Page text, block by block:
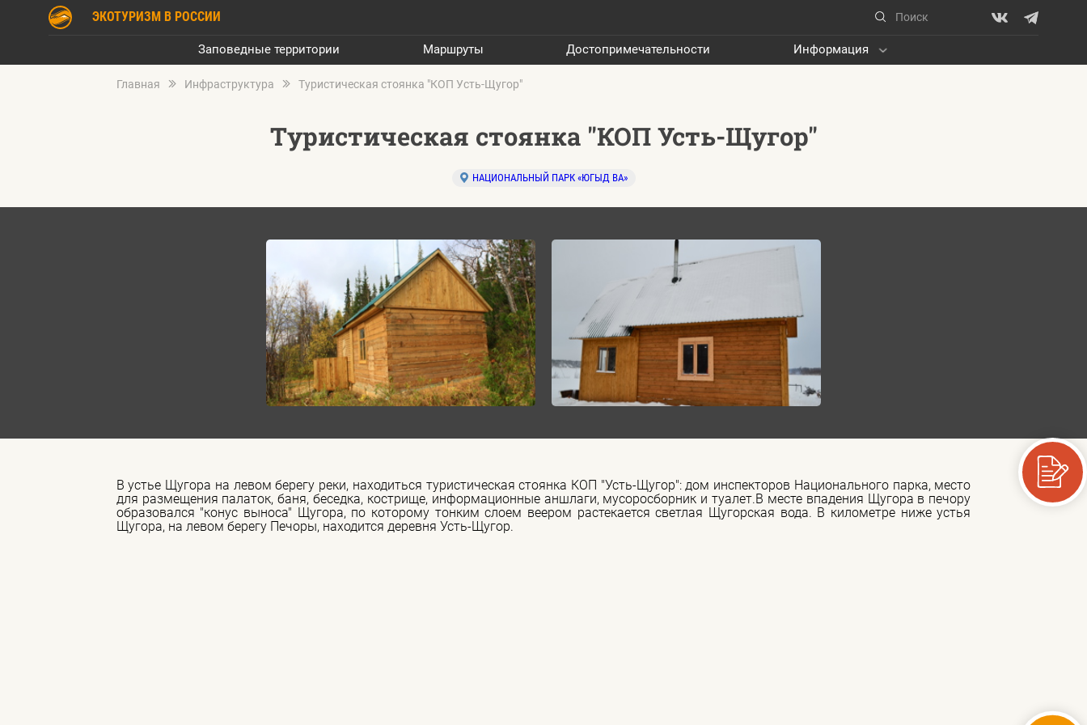
ЭКОТУРИЗМ В РОССИИ
Заповедные территории Маршруты Достопримечательности Информация
Главная Инфраструктура Туристическая стоянка "КОП Усть-Щугор"
Туристическая стоянка "КОП Усть-Щугор"
НАЦИОНАЛЬНЫЙ ПАРК «ЮГЫД ВА»
В устье Щугора на левом берегу реки, находиться туристическая стоянка КОП "Усть-Щугор": дом инспекторов Национального парка, место
для размещения палаток, баня, беседка, кострище, информационные аншлаги, мусоросборник и туалет.В месте впадения Щугора в печору
образовался "конус выноса" Щугора, по которому тонким слоем веером растекается светлая Щугорская вода. В километре ниже устья
Щугора, на левом берегу Печоры, находится деревня Усть-Щугор.